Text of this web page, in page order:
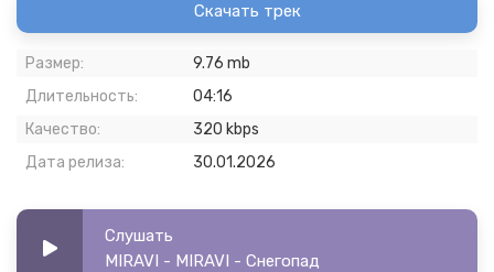
Скачать трек
Размер:
9.76 mb
Длительность:
04:16
Качество:
320 kbps
Дата релиза:
30.01.2026
Слушать
MIRAVI - MIRAVI - Снегопад